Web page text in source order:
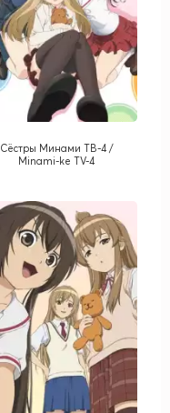
Сёстры Минами ТВ-4 /
Minami-ke TV-4